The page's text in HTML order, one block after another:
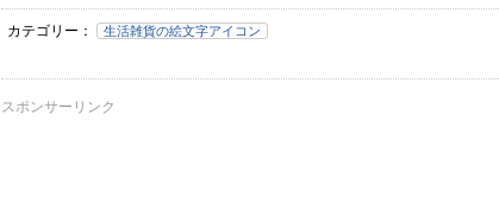
カテゴリー： 生活雑貨の絵文字アイコン
スポンサーリンク